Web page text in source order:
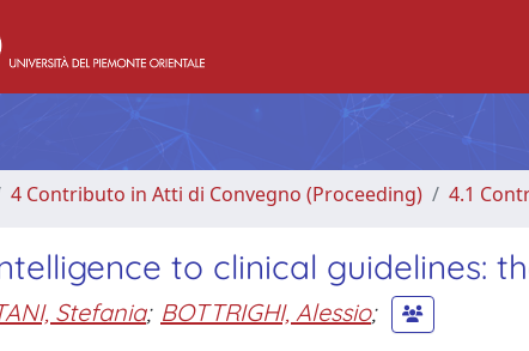
4 Contributo in Atti di Convegno (Proceeding) 4.1
to clinical guidelines:
Stefania; BOTTRIGHI, Alessio;